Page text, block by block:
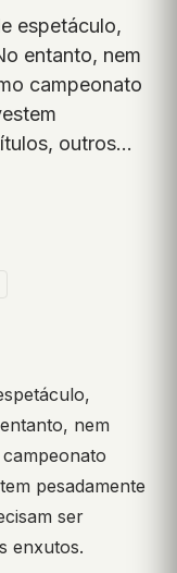
espetáculo,
entanto, nem
campeonato
outros…
nem
pesadamente
ser
enxutos.